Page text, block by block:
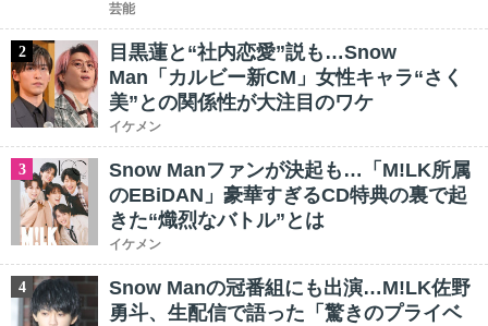
芸能
2
目黒蓮と“社内恋愛”説も…Snow
Man「カルビー新CM」女性キャラ“さく
美”との関係性が大注目のワケ
イケメン
3
Snow Manファンが決起も…「M!LK所属
のEBiDAN」豪華すぎるCD特典の裏で起
きた“熾烈なバトル”とは
イケメン
4
Snow Manの冠番組にも出演…M!LK佐野
勇斗、生配信で語った「驚きのプライベ